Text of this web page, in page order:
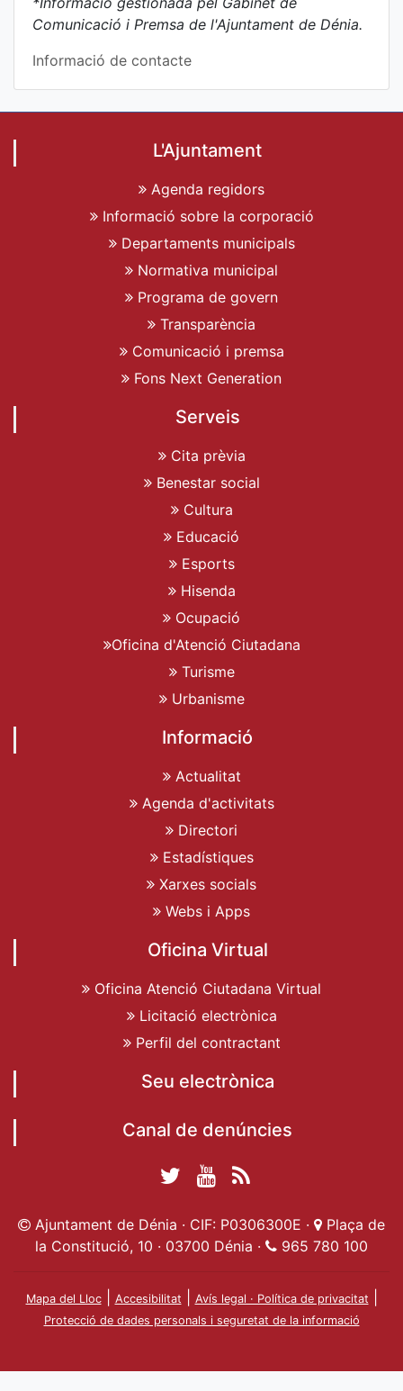
Comunicació i Premsa de l'Ajuntament de Dénia.
Informació de contacte
L'Ajuntament
Agenda regidors
Informació sobre la corporació
Departaments municipals
Normativa municipal
Programa de govern
Transparència
Comunicació i premsa
Fons Next Generation
Serveis
Cita prèvia
Benestar social
Cultura
Educació
Esports
Hisenda
Ocupació
Oficina d'Atenció Ciutadana
Turisme
Urbanisme
Informació
Actualitat
Agenda d'activitats
Directori
Estadístiques
Xarxes socials
Webs i Apps
Oficina Virtual
Oficina Atenció Ciutadana Virtual
Licitació electrònica
Perfil del contractant
Seu electrònica
Canal de denúncies
de Dénia
Twitter Ajuntament
de Dénia
Ajuntament de
Dénia
Actualitat
Ajuntament
Ajuntament de Dénia · CIF: P0306300E ·
Plaça de
la Constitució, 10 · 03700 Dénia ·
965 780 100
Mapa del Lloc| Accesibilitat Avís legal · Política de privacitat
Protecció de dades personals i seguretat de la informació